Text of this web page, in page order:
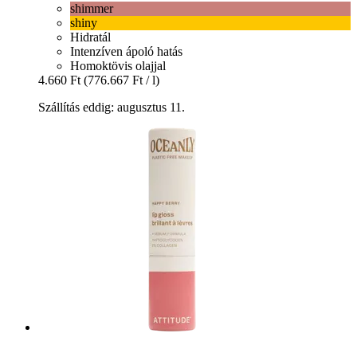
shimmer
shiny
Hidratál
Intenzíven ápoló hatás
Homoktövis olajjal
4.660 Ft (776.667 Ft / l)
Szállítás eddig: augusztus 11.